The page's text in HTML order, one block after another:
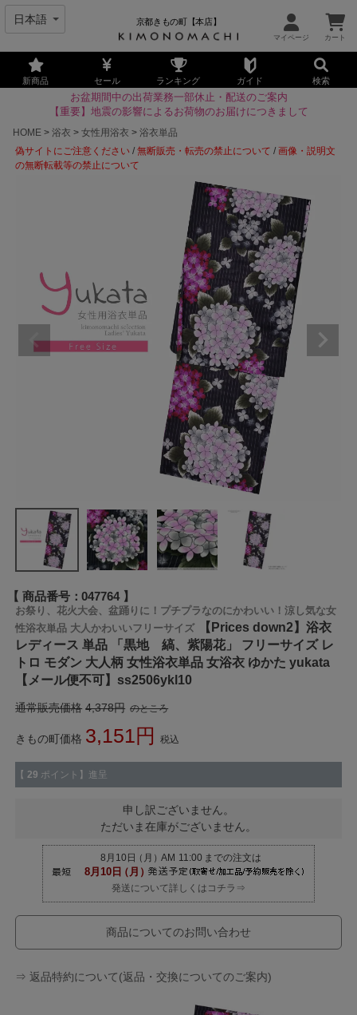
京都きもの町【本店】
新商品 セール ランキング ガイド 検索
お盆期間中の出荷業務一部休止・配送のご案内
【重要】地震の影響によるお荷物のお届けにつきまして
HOME
浴衣 女性用浴衣
浴衣単品
偽サイトにご注意ください /無断販売・転売の禁止について /画像・説明文
の無断転載等の禁止について
商品番号 047764
お祭り、花火大会、盆踊りに！プチプラなのにかわいい！涼し気な女
性浴衣単品 大人かわいいフリーサイズ
【Prices down2】浴衣
レディース 単品 「黒地 縞、紫陽花」 フリーサイズ レ
トロ モダン 大人柄 女性浴衣単品 女浴衣 ゆかた yukata
【メール便不可】ss2506ykl10
通常販売価格 4,378 のところ
きもの町価格 3,151 税込
【 29 ポイント】進呈
申し訳ございません。
ただいま在庫がございません。
発送について詳しくはコチラ⇒
商品についてのお問い合わせ
⇒ 返品特約について(返品・交換についてのご案内)